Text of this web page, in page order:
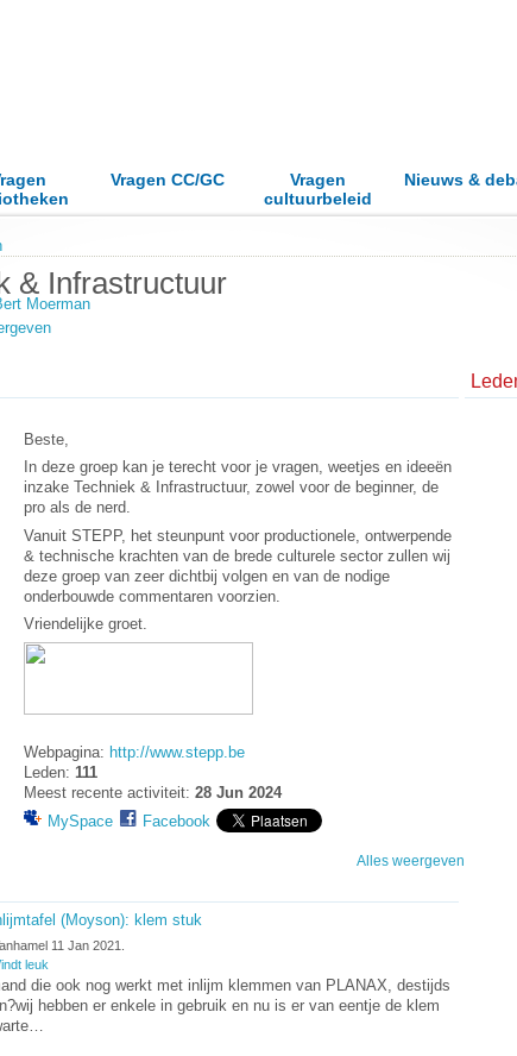
Vragen CC/GC
Vragen
cultuurbeleid
Nieuws &
& Infrastructuur
Moerman
Beste,
In deze groep kan je terecht voor je vragen, weetjes en ideeën
inzake Techniek & Infrastructuur, zowel voor de beginner, de
pro als de nerd.
Vanuit STEPP, het steunpunt voor productionele, ontwerpende
& technische krachten van de brede culturele sector zullen wij
deze groep van zeer dichtbij volgen en van de nodige
onderbouwde commentaren voorzien.
Vriendelijke groet.
Webpagina: http://www.stepp.be
Leden: 111
Meest recente activiteit: 28 Jun 2024
MySpace
Facebook
(Moyson): klem stuk
11 Jan 2021.
leuk
die ook nog werkt met inlijm klemmen van PLANAX, destijds
hebben er enkele in gebruik en nu is er van eentje de klem
Alles weergeven